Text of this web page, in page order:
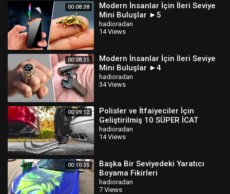
00:08:38
Modern İnsanlar İçin İleri Seviye
Mini Buluşlar ►5
hadioradan
14 Views
00:08:31
Modern İnsanlar İçin İleri Seviye
Mini Buluşlar ►4
hadioradan
34 Views
00:09:12
Polisler ve İtfaiyeciler İçin
Geliştirilmiş 10 SÜPER İCAT
hadioradan
14 Views
00:10:35
Başka Bir Seviyedeki Yaratıcı
Boyama Fikirleri
hadioradan
7 Views